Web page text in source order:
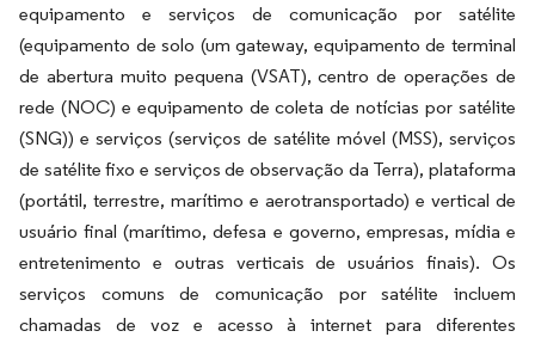
equipamento e serviços de comunicação por satélite
(equipamento de solo (um gateway, equipamento de terminal
de abertura muito pequena (VSAT), centro de operações de
rede (NOC) e equipamento de coleta de notícias por satélite
(SNG)) e serviços (serviços de satélite móvel (MSS), serviços
de satélite fixo e serviços de observação da Terra), plataforma
(portátil, terrestre, marítimo e aerotransportado) e vertical de
usuário final (marítimo, defesa e governo, empresas, mídia e
entretenimento e outras verticais de usuários finais). Os
serviços comuns de comunicação por satélite incluem
chamadas de voz e acesso à internet para diferentes